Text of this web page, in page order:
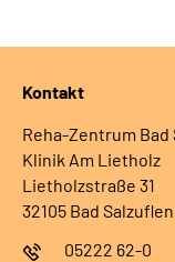
Kontakt
Reha-Zentrum Bad
Klinik Am Lietholz
Lietholzstraße 31
32105 Bad Salzuflen
05222 62-0